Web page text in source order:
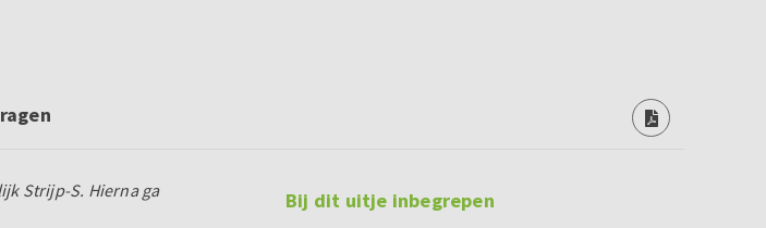
Strijp-S. Hierna ga
Bij dit uitje inbegrepen